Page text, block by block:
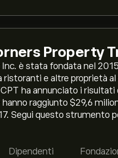
Property
è stata fondata nel
ristoranti e altre proprietà
ha annunciato i
raggiunto $29,6
Segui questo strumento
Dipendenti